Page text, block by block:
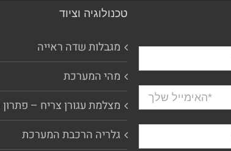
טכנולוגיה וציוד
מגבלות שדה ראייה
מהי המערכת
מצלמת עגורן צריח – פתרון
גלריה הרכבת המערכת